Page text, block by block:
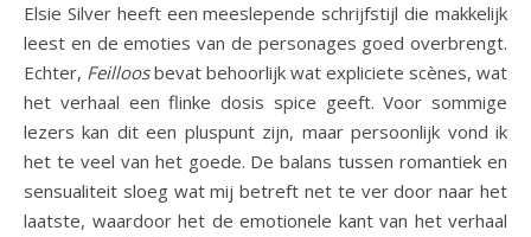
Elsie Silver heeft een meeslepende schrijfstijl die makkelijk
leest en de emoties van de personages goed overbrengt.
Echter, Feilloosbevat behoorlijk wat expliciete scènes, wat
het verhaal een flinke dosis spice geeft. Voor sommige
lezers kan dit een pluspunt zijn, maar persoonlijk vond ik
het te veel van het goede. De balans tussen romantiek en
sensualiteit sloeg wat mij betreft net te ver door naar het
laatste, waardoor het de emotionele kant van het verhaal